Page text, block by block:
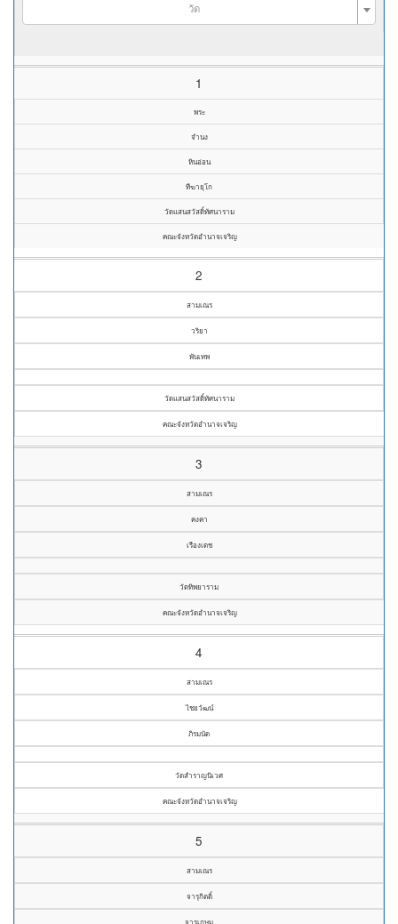
วัด
1
พระ
จำนง
หินอ่อน
ทีฆายุโก
วัดแสนสวัสดิ์ทัศนาราม
คณะจังหวัดอำนาจเจริญ
2
สามเณร
วริยา
พันเทพ
วัดแสนสวัสดิ์ทัศนาราม
คณะจังหวัดอำนาจเจริญ
3
สามเณร
คงคา
เรืองเดช
วัดทิพยาราม
คณะจังหวัดอำนาจเจริญ
4
สามเณร
ไชยวัฒน์
ภิรมนัด
วัดสำราญนิเวศ
คณะจังหวัดอำนาจเจริญ
5
สามเณร
จารุกิตติ์
จารุเกษม